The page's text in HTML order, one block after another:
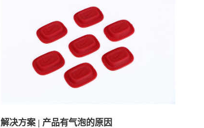
解决方案 | 产品有气泡的原因